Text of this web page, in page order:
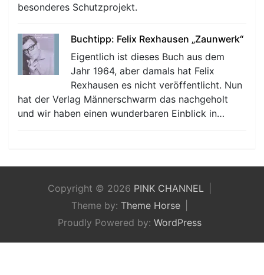
besonderes Schutzprojekt.
Buchtipp: Felix Rexhausen „Zaunwerk“
Eigentlich ist dieses Buch aus dem
Jahr 1964, aber damals hat Felix
Rexhausen es nicht veröffentlicht. Nun
hat der Verlag Männerschwarm das nachgeholt
und wir haben einen wunderbaren Einblick in…
Copyright © 2026 PINK CHANNEL
Theme by: Theme Horse
Proudly Powered by: WordPress